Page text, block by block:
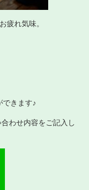
疲れ気味。
できます♪
わせ内容をご記入し